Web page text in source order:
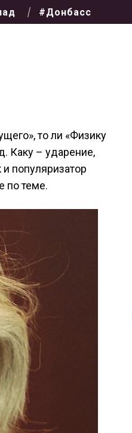
#Донбасс
то ли «Физику
Каку – ударение,
популяризатор
по теме.